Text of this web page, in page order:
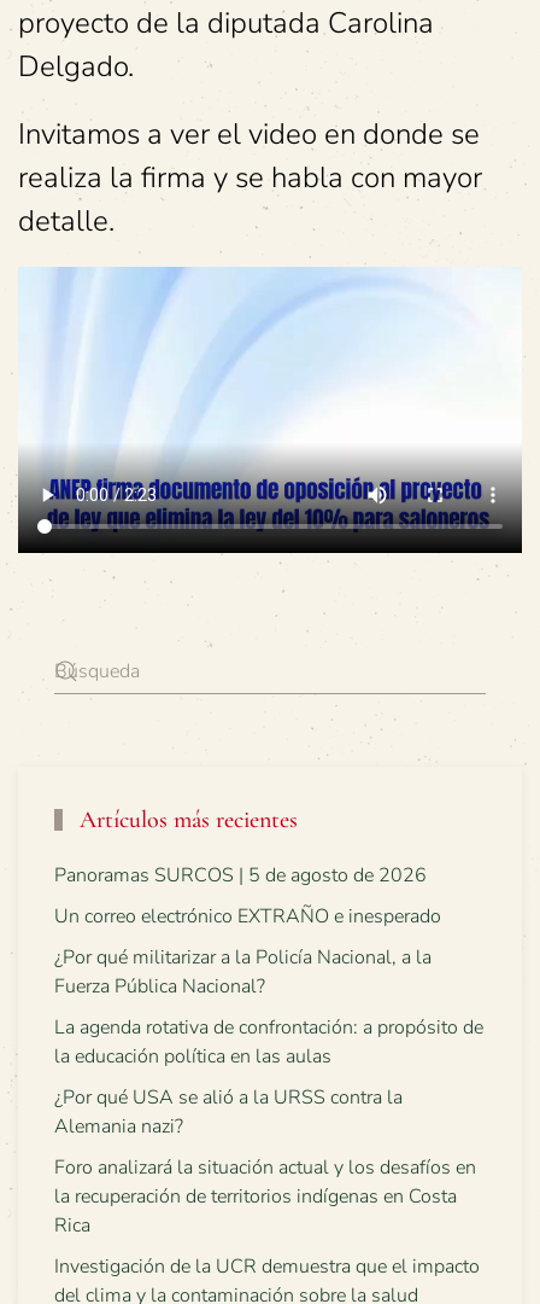
proyecto de la diputada Carolina
Delgado.
Invitamos a ver el video en donde se
realiza la firma y se habla con mayor
detalle.
Artículos más recientes
Panoramas SURCOS | 5 de agosto de 2026
Un correo electrónico EXTRAÑO e inesperado
¿Por qué militarizar a la Policía Nacional, a la
Fuerza Pública Nacional?
La agenda rotativa de confrontación: a propósito de
la educación política en las aulas
¿Por qué USA se alió a la URSS contra la
Alemania nazi?
Foro analizará la situación actual y los desafíos en
la recuperación de territorios indígenas en Costa
Rica
Investigación de la UCR demuestra que el impacto
del clima y la contaminación sobre la salud